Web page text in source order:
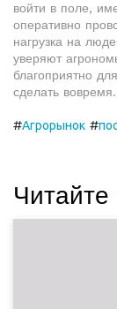
войти в поле,
оперативно
нагрузка на
уверяют
благоприятно
сделать вовремя.
#Агрорынок #
Читайте